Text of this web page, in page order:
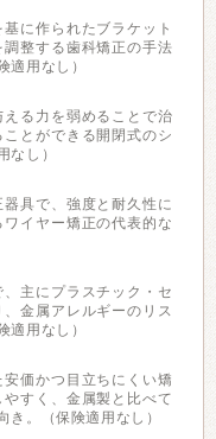
に作られたブラケット
整する歯科矯正の手法
適用なし）
る力を弱めることで治
とができる開閉式のシ
なし）
具で、強度と耐久性に
イヤー矯正の代表的な
主にプラスチック・セ
金属アレルギーのリス
適用なし）
価かつ目立ちにくい矯
すく、金属製と比べて
。（保険適用なし）